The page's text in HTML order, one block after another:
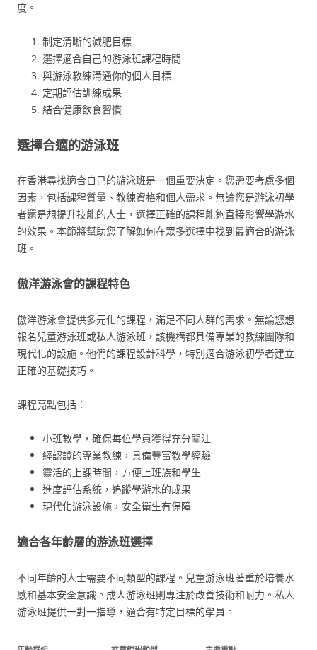
度。
制定清晰的減肥目標
選擇適合自己的游泳班課程時間
與游泳教練溝通你的個人目標
定期評估訓練成果
結合健康飲食習慣
選擇合適的游泳班
在香港尋找適合自己的游泳班是一個重要決定。您需要考慮多個
因素，包括課程質量、教練資格和個人需求。無論您是游泳初學
者還是想提升技能的人士，選擇正確的課程能夠直接影響學游水
的效果。本節將幫助您了解如何在眾多選擇中找到最適合的游泳
班。
傲洋游泳會的課程特色
傲洋游泳會提供多元化的課程，滿足不同人群的需求。無論您想
報名兒童游泳班或私人游泳班，該機構都具備專業的教練團隊和
現代化的設施。他們的課程設計科學，特別適合游泳初學者建立
正確的基礎技巧。
課程亮點包括：
小班教學，確保每位學員獲得充分關注
經認證的專業教練，具備豐富教學經驗
靈活的上課時間，方便上班族和學生
進度評估系統，追蹤學游水的成果
現代化游泳設施，安全衛生有保障
適合各年齡層的游泳班選擇
不同年齡的人士需要不同類型的課程。兒童游泳班著重於培養水
感和基本安全意識。成人游泳班則專注於改善技術和耐力。私人
游泳班提供一對一指導，適合有特定目標的學員。